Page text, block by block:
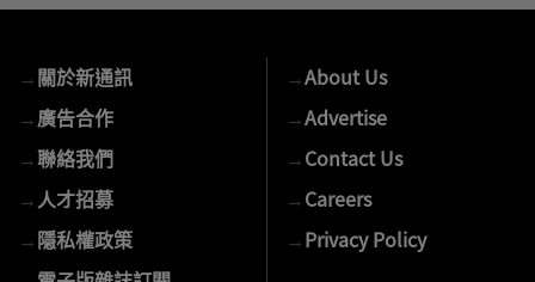
E-
mail
→關於新通訊
→廣告合作
→聯絡我們
→ 人才招募
→隱私權政策
→About Us
→Advertise
→Contact Us
→Careers
→Privacy Policy